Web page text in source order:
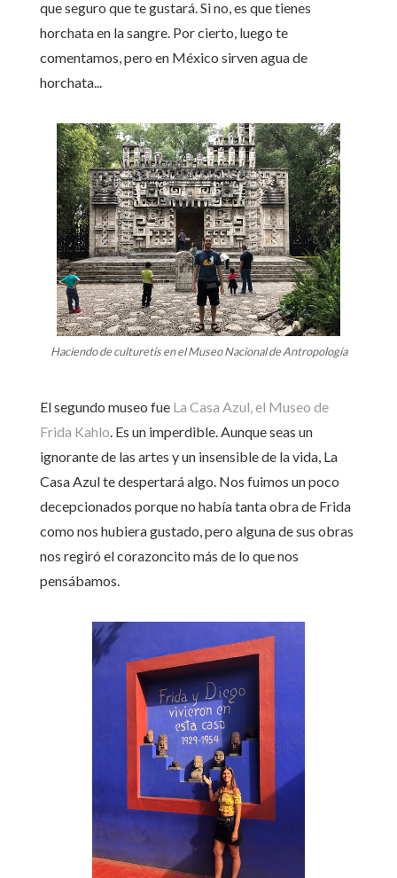
que seguro que te gustará. Si no, es que tienes
horchata en la sangre. Por cierto, luego te
comentamos, pero en México sirven agua de
horchata...
Haciendo de culturetis en el Museo Nacional de Antropología
El segundo museo fue La Casa Azul, el Museo de
Frida Kahlo. Es un imperdible. Aunque seas un
ignorante de las artes y un insensible de la vida, La
Casa Azul te despertará algo. Nos fuimos un poco
decepcionados porque no había tanta obra de Frida
como nos hubiera gustado, pero alguna de sus obras
nos regiró el corazoncito más de lo que nos
pensábamos.